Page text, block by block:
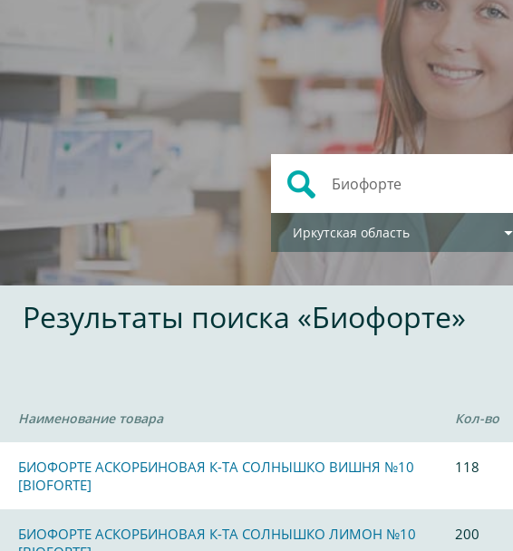
Иркутская область
Результаты поиска «Биофорте»
Наименование товара Кол-во
БИОФОРТЕ АСКОРБИНОВАЯ К-ТА СОЛНЫШКО ВИШНЯ №10
[BIOFORTE]
118
БИОФОРТЕ АСКОРБИНОВАЯ К-ТА СОЛНЫШКО ЛИМОН №10
200